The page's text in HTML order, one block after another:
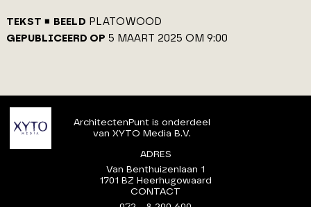
TEKST BEELD PLATOWOOD
GEPUBLICEERD OP 5 MAART 2025 OM 9:00
ArchitectenPunt is onderdeel
van XYTO Media B.V.
ADRES
Van Benthuizenlaan 1
1701 BZ Heerhugowaard
CONTACT